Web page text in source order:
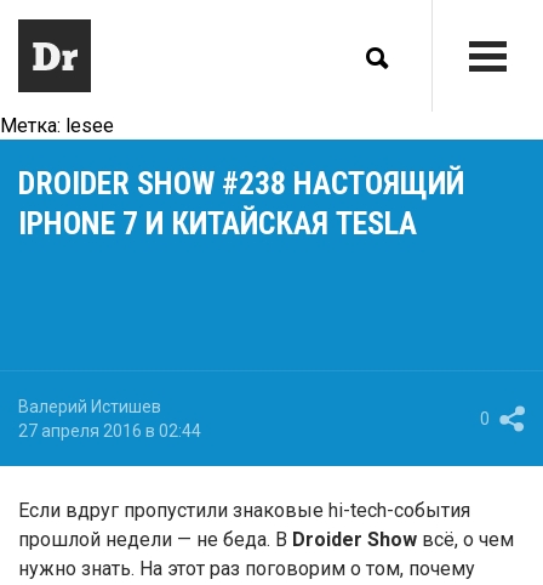
Метка: lesee
DROIDER SHOW #238 НАСТОЯЩИЙ
IPHONE 7 И КИТАЙСКАЯ TESLA
Валерий Истишев
27 апреля 2016 в 02:44
0
Если вдруг пропустили знаковые hi-tech-события
прошлой недели — не беда. В Droider Show всё, о чем
нужно знать. На этот раз поговорим о том, почему